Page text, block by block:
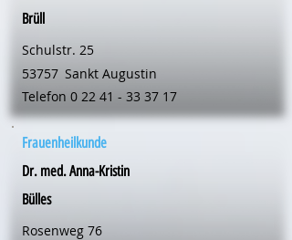
Brüll
Schulstr. 25
53757 Sankt Augustin
Telefon 0 22 41 - 33 37 17
Frauenheilkunde
Dr. med. Anna-Kristin
Bülles
Rosenweg 76